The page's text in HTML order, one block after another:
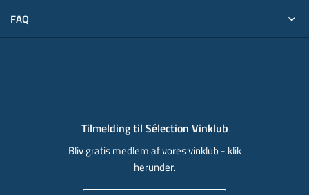
FAQ
Tilmelding til Sélection Vinklub
Bliv gratis medlem af vores vinklub - klik
herunder.